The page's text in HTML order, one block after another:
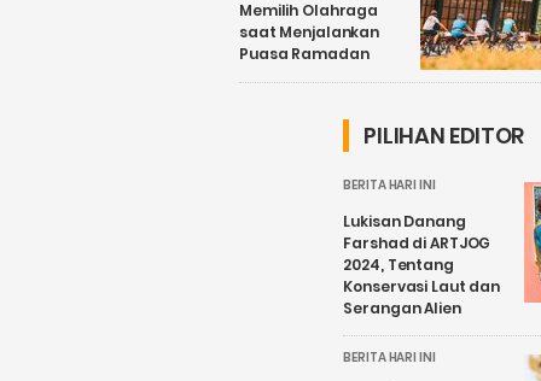
Memilih Olahraga
saat Menjalankan
Puasa Ramadan
PILIHAN EDITOR
BERITA HARI INI
Lukisan Danang
Farshad di ARTJOG
2024, Tentang
Konservasi Laut dan
Serangan Alien
BERITA HARI INI